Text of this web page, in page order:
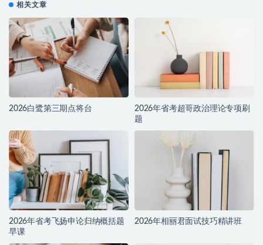
相关文章
2026白鹭第三期点将台
2026年省考超哥政治理论专项刷
题
2026年省考飞扬申论归纳概括题
早课
2026年相丽君面试技巧精讲班